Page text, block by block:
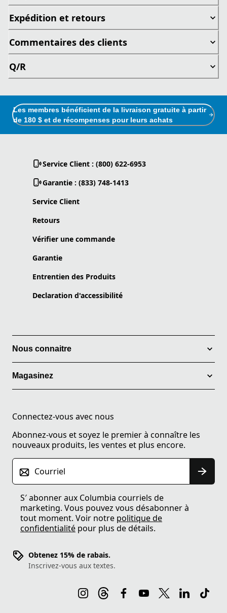
Expédition et retours
Commentaires des clients
Q/R
Les membres bénéficient de la livraison gratuite à partir
de 180 $ et de récompenses pour leurs achats
Service Client : (800) 622-6953
Garantie : (833) 748-1413
Service Client
Retours
Vérifier une commande
Garantie
Entrentien des Produits
Declaration d'accessibilité
Nous connaitre
Magasinez
Connectez-vous avec nous
Abonnez-vous et soyez le premier à connaître les
nouveaux produits, les ventes et plus encore.
Courriel
S′ abonner aux Columbia courriels de
marketing. Vous pouvez vous désabonner à
tout moment. Voir notre politique de
confidentialité pour plus de détails.
Obtenez 15% de rabais.
Inscrivez-vous aux textes.